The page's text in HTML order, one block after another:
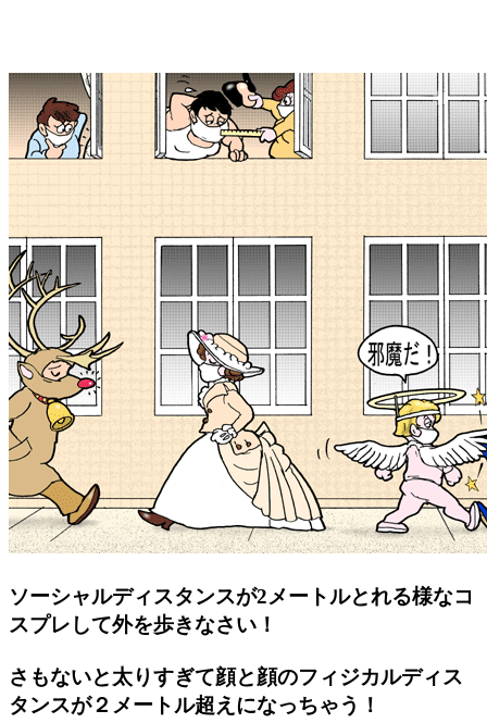
ソーシャルディスタンスが2メートルとれる様なコ
スプレして外を歩きなさい！
さもないと太りすぎて顔と顔のフィジカルディス
タンスが２メートル超えになっちゃう！